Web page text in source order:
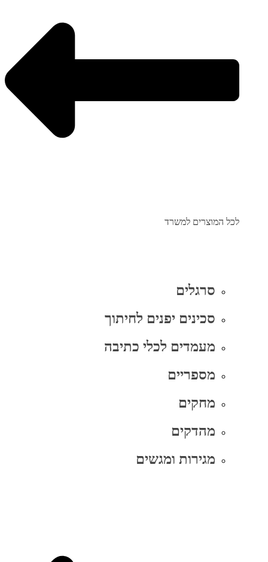
לכל המוצרים למשרד
סרגלים
סכינים יפנים לחיתוך
מעמדים לכלי כתיבה
מספריים
מחקים
מהדקים
מגירות ומגשים